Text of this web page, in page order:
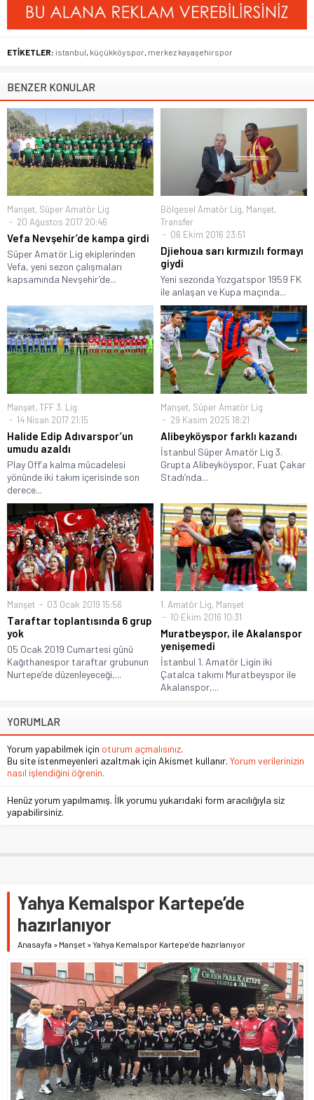
ETİKETLER: istanbul, küçükköyspor, merkez kayaşehirspor
BENZER KONULAR
Manşet, Süper Amatör Lig
20 Ağustos 2017 20:46
Vefa Nevşehir’de kampa girdi
Süper Amatör Lig ekiplerinden
Vefa, yeni sezon çalışmaları
kapsamında Nevşehir’de...
Bölgesel Amatör Lig, Manşet,
Transfer
06 Ekim 2016 23:51
Djiehoua sarı kırmızılı formayı
giydi
Yeni sezonda Yozgatspor 1959 FK
ile anlaşan ve Kupa maçında...
Manşet, TFF 3. Lig
14 Nisan 2017 21:15
Halide Edip Adıvarspor’un
umudu azaldı
Play Off’a kalma mücadelesi
yönünde iki takım içerisinde son
derece...
Manşet, Süper Amatör Lig
29 Kasım 2025 18:21
Alibeyköyspor farklı kazandı
İstanbul Süper Amatör Lig 3.
Grupta Alibeyköyspor, Fuat Çakar
Stadı’nda...
Manşet 03 Ocak 2019 15:56
Taraftar toplantısında 6 grup
yok
05 Ocak 2019 Cumartesi günü
Kağıthanespor taraftar grubunun
Nurtepe’de düzenleyeceği,...
1. Amatör Lig, Manşet
10 Ekim 2016 10:31
Muratbeyspor, ile Akalanspor
yenişemedi
İstanbul 1. Amatör Ligin iki
Çatalca takımı Muratbeyspor ile
Akalanspor,...
YORUMLAR
Yorum yapabilmek için oturum açmalısınız.
Bu site istenmeyenleri azaltmak için Akismet kullanır. Yorum verilerinizin
nasıl işlendiğini öğrenin.
Henüz yorum yapılmamış. İlk yorumu yukarıdaki form aracılığıyla siz
yapabilirsiniz.
Yahya Kemalspor Kartepe’de
hazırlanıyor
Anasayfa » Manşet »Yahya Kemalspor Kartepe’de hazırlanıyor